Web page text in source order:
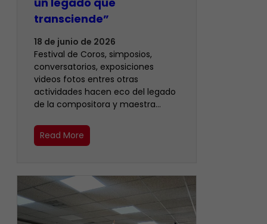
transciende”
18 de junio de 2026
Festival de Coros, simposios,
conversatorios, exposiciones
videos fotos entres otras
actividades hacen eco del legado
de la compositora y maestra…
Read More